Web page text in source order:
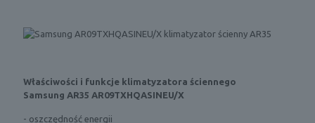
Właściwości i funkcje klimatyzatora ściennego
Samsung AR35 AR09TXHQASINEU/X
- oszczędność energii